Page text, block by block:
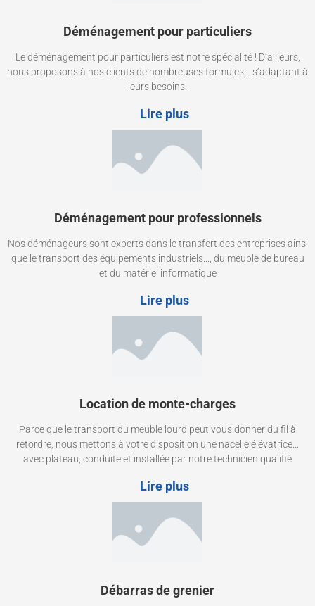
Déménagement pour particuliers
Le déménagement pour particuliers est notre spécialité ! D’ailleurs,
nous proposons à nos clients de nombreuses formules... s’adaptant à
leurs besoins.
Lire plus
Déménagement pour professionnels
Nos déménageurs sont experts dans le transfert des entreprises ainsi
que le transport des équipements industriels..., du meuble de bureau
et du matériel informatique
Lire plus
Location de monte-charges
Parce que le transport du meuble lourd peut vous donner du fil à
retordre, nous mettons à votre disposition une nacelle élévatrice...
avec plateau, conduite et installée par notre technicien qualifié
Lire plus
Débarras de grenier